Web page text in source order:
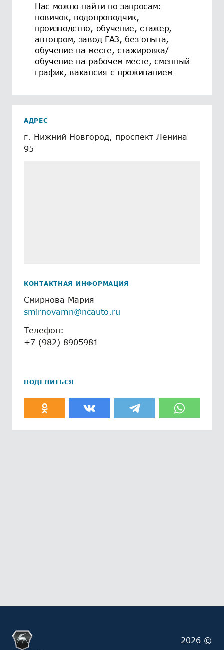
Нас можно найти по запросам:
новичок, водопроводчик,
производство, обучение, стажер,
автопром, завод ГАЗ, без опыта,
обучение на месте, стажировка/
обучение на рабочем месте, сменный
график, вакансия с проживанием
АДРЕС
г. Нижний Новгород, проспект Ленина
95
КОНТАКТНАЯ ИНФОРМАЦИЯ
Смирнова Мария
smirnovamn@ncauto.ru
Телефон:
+7 (982) 8905981
ПОДЕЛИТЬСЯ
2026 ©